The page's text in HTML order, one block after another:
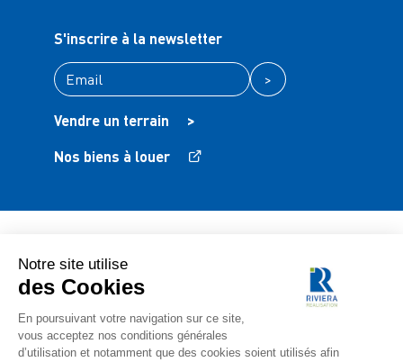
S'inscrire à la newsletter
>
Vendre un terrain
>
Nos biens à louer
Mentions légales FAQ